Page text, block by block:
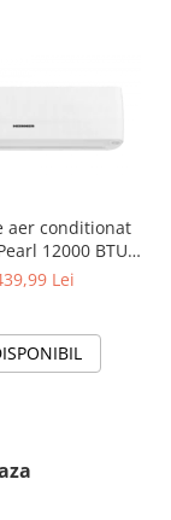
aer conditionat
12000 BTU
A+++/A+++, AI
alb
Lei